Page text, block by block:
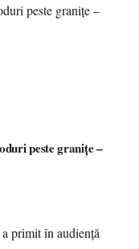
peste granițe –